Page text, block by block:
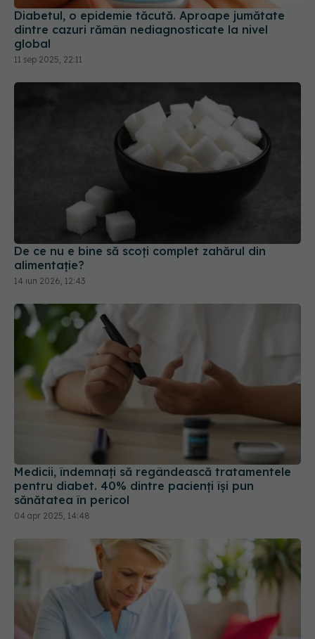
Diabetul, o epidemie tăcută. Aproape jumătate
dintre cazuri rămân nediagnosticate la nivel
global
11 sep 2025, 22:11
De ce nu e bine să scoți complet zahărul din
alimentație?
14 iun 2026, 12:43
Medicii, îndemnați să regândească tratamentele
pentru diabet. 40% dintre pacienți își pun
sănătatea în pericol
04 apr 2025, 14:48